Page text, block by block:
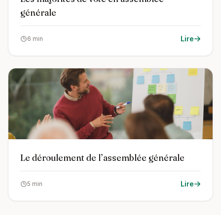
générale
6 min Lire
Le déroulement de l’assemblée générale
5 min Lire